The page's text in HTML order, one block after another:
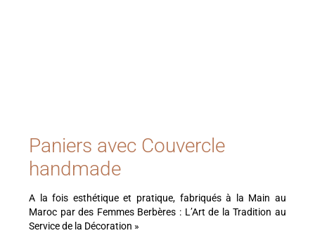
Paniers avec Couvercle
handmade
A la fois esthétique et pratique, fabriqués à la Main au
Maroc par des Femmes Berbères : L’Art de la Tradition au
Service de la Décoration »